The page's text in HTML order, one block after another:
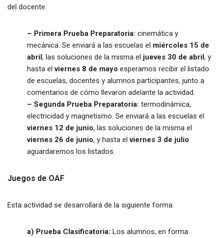
del docente.
– Primera Prueba Preparatoria: cinemática y
mecánica. Se enviará a las escuelas el miércoles 15 de
abril, las soluciones de la misma el jueves 30 de abril, y
hasta elviernes 8 de mayo esperamos recibir el listado
de escuelas, docentes y alumnos participantes, junto a
comentarios de cómo llevaron adelante la actividad.
– Segunda Prueba Preparatoria: termodinámica,
electricidad y magnetismo. Se enviará a las escuelas el
viernes 12 de junio, las soluciones de la misma el
viernes 26 de junio, y hasta el viernes 3 de julio
aguardaremos los listados.
Juegos de OAF
Esta actividad se desarrollará de la siguiente forma:
a) Prueba Clasificatoria: Los alumnos, en forma